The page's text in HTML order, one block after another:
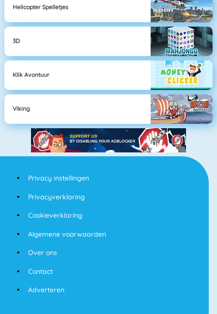
Helicopter Spelletjes
3D
Klik Avontuur
Viking
Privacy instellingen
Privacyverklaring
Cookieverklaring
Algemene voorwaarden
Over ons
Contact
Adverteren